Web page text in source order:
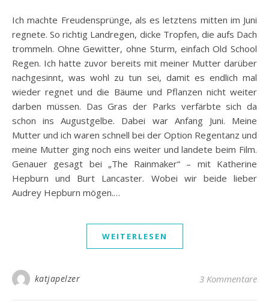
Ich machte Freudensprünge, als es letztens mitten im Juni
regnete. So richtig Landregen, dicke Tropfen, die aufs Dach
trommeln. Ohne Gewitter, ohne Sturm, einfach Old School
Regen. Ich hatte zuvor bereits mit meiner Mutter darüber
nachgesinnt, was wohl zu tun sei, damit es endlich mal
wieder regnet und die Bäume und Pflanzen nicht weiter
darben müssen. Das Gras der Parks verfärbte sich da
schon ins Augustgelbe. Dabei war Anfang Juni. Meine
Mutter und ich waren schnell bei der Option Regentanz und
meine Mutter ging noch eins weiter und landete beim Film.
Genauer gesagt bei „The Rainmaker“ – mit Katherine
Hepburn und Burt Lancaster. Wobei wir beide lieber
Audrey Hepburn mögen.…
WEITERLESEN
katjapelzer 3 Kommentare